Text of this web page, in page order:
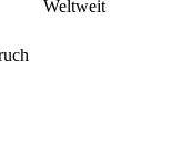
Weltweit